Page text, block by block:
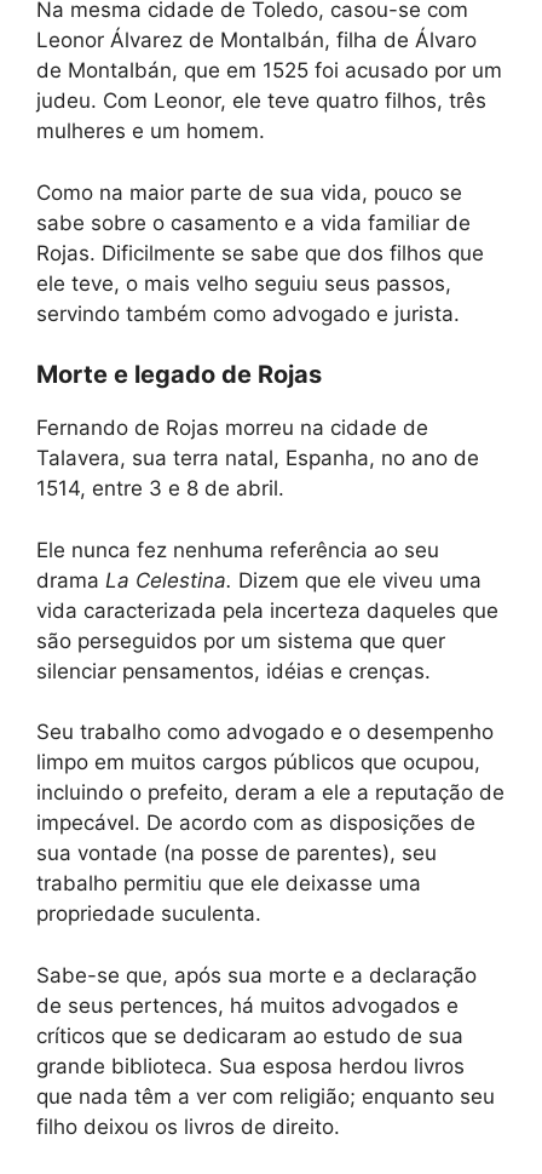
Na mesma cidade de Toledo, casou-se com
Leonor Álvarez de Montalbán, filha de Álvaro
de Montalbán, que em 1525 foi acusado por um
judeu. Com Leonor, ele teve quatro filhos, três
mulheres e um homem.
Como na maior parte de sua vida, pouco se
sabe sobre o casamento e a vida familiar de
Rojas. Dificilmente se sabe que dos filhos que
ele teve, o mais velho seguiu seus passos,
servindo também como advogado e jurista.
Morte e legado de Rojas
Fernando de Rojas morreu na cidade de
Talavera, sua terra natal, Espanha, no ano de
1514, entre 3 e 8 de abril.
Ele nunca fez nenhuma referência ao seu
drama La Celestina. Dizem que ele viveu uma
vida caracterizada pela incerteza daqueles que
são perseguidos por um sistema que quer
silenciar pensamentos, idéias e crenças.
Seu trabalho como advogado e o desempenho
limpo em muitos cargos públicos que ocupou,
incluindo o prefeito, deram a ele a reputação de
impecável. De acordo com as disposições de
sua vontade (na posse de parentes), seu
trabalho permitiu que ele deixasse uma
propriedade suculenta.
Sabe-se que, após sua morte e a declaração
de seus pertences, há muitos advogados e
críticos que se dedicaram ao estudo de sua
grande biblioteca. Sua esposa herdou livros
que nada têm a ver com religião; enquanto seu
filho deixou os livros de direito.